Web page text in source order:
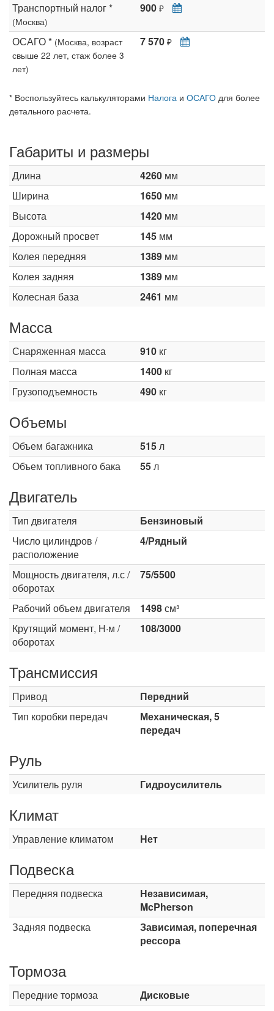
Транспортный налог *
(Москва)
900 ₽
ОСАГО * (Москва, возраст
свыше 22 лет, стаж более 3
лет)
7 570 ₽
* Воспользуйтесь калькуляторами Налога и ОСАГО для более
детального расчета.
Габариты и размеры
Длина 4260 мм
Ширина
1650 мм
Высота
1420 мм
Дорожный просвет
145 мм
Колея передняя
1389 мм
Колея задняя
1389 мм
Колесная база
2461 мм
Масса
Снаряженная масса 910 кг
Полная масса
1400 кг
Грузоподъемность
490 кг
Объемы
Объем багажника 515л
Объем топливного бака
55л
Двигатель
Тип двигателя
Бензиновый
Число цилиндров /
расположение
4/Рядный
Мощность двигателя, л.с /
оборотах
75/5500
Рабочий объем двигателя 1498см³
Крутящий момент, Н·м /
оборотах
108/3000
Трансмиссия
Привод
Передний
Тип коробки передач
Механическая, 5
передач
Руль
Усилитель руля Гидроусилитель
Климат
Управление климатом Нет
Подвеска
Передняя подвеска
Независимая,
McPherson
Задняя подвеска
Зависимая, поперечная
рессора
Тормоза
Передние тормоза
Дисковые